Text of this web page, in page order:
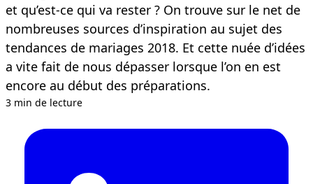
et qu’est-ce qui va rester ? On trouve sur le net de
nombreuses sources d’inspiration au sujet des
tendances de mariages 2018. Et cette nuée d’idées
a vite fait de nous dépasser lorsque l’on en est
encore au début des préparations.
3 min de lecture